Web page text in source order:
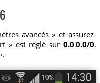
avancés » et assurez-
» est réglé sur0.0.0.0/0.